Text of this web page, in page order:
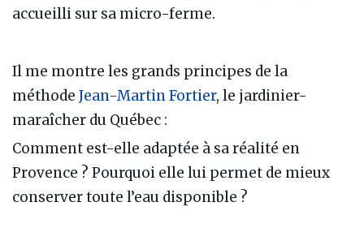
accueilli sur sa micro-ferme.
Il me montre les grands principes de la
méthode Jean-Martin Fortier, le jardinier-
maraîcher du Québec :
Comment est-elle adaptée à sa réalité en
Provence ? Pourquoi elle lui permet de mieux
conserver toute l’eau disponible ?